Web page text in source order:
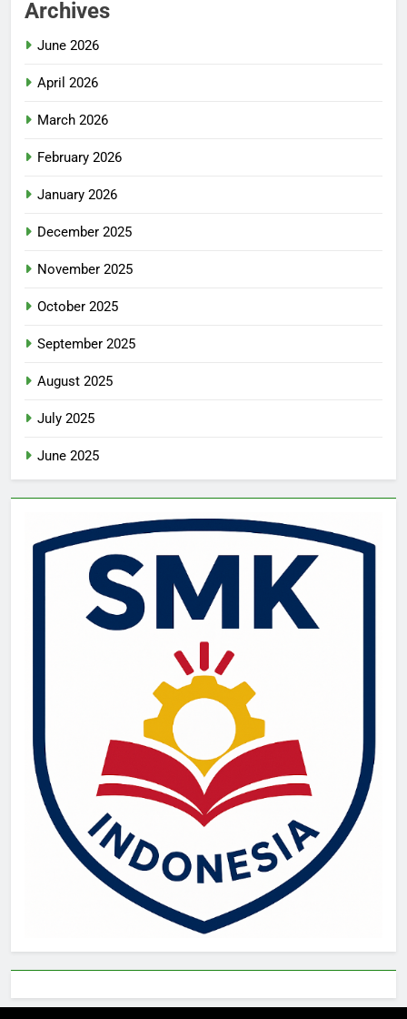
Archives
June 2026
April 2026
March 2026
February 2026
January 2026
December 2025
November 2025
October 2025
September 2025
August 2025
July 2025
June 2025